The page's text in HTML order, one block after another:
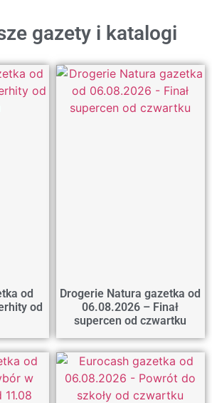
gazety i katalogi
od
od
Drogerie Natura gazetka od
06.08.2026 – Finał
supercen od czwartku